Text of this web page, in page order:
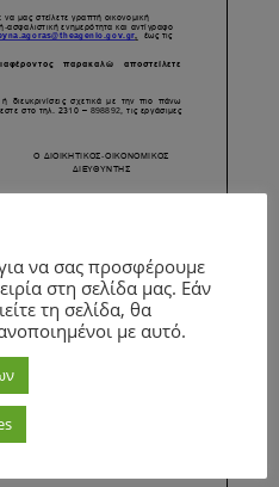
Zoom 100%
Zoom 100%
να σας προσφέρουμε
στη σελίδα μας. Εάν
τη σελίδα, θα
με αυτό.